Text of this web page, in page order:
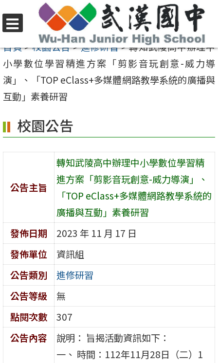
至
要
內
容
選
單
首頁>校園公告>進修研習>轉知武陵高中辦理中
小學數位學習精進方案「剪影音玩創意-威力導
演」、「TOP eClass+多媒體網路教學系統的廣播與
互動」素養研習
校園公告
公告主旨
轉知武陵高中辦理中小學數位學習精
進方案「剪影音玩創意-威力導演」、
「TOP eClass+多媒體網路教學系統的
廣播與互動」素養研習
發佈日期
2023 年 11 月 17 日
發佈單位
資訊組
公告類別
進修研習
公告等級
無
點閱次數
307
公告內容
說明： 旨揭活動資訊如下：
一、 時間：112年11月28日（二）1